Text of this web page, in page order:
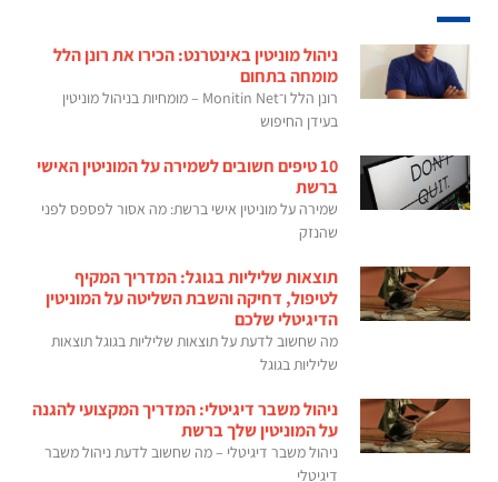
ניהול מוניטין באינטרנט: הכירו את רונן הלל
מומחה בתחום
רונן הלל ו־Monitin Net – מומחיות בניהול מוניטין
בעידן החיפוש
10 טיפים חשובים לשמירה על המוניטין האישי
ברשת
שמירה על מוניטין אישי ברשת: מה אסור לפספס לפני
שהנזק
תוצאות שליליות בגוגל: המדריך המקיף
לטיפול, דחיקה והשבת השליטה על המוניטין
הדיגיטלי שלכם
מה שחשוב לדעת על תוצאות שליליות בגוגל תוצאות
שליליות בגוגל
ניהול משבר דיגיטלי: המדריך המקצועי להגנה
על המוניטין שלך ברשת
ניהול משבר דיגיטלי – מה שחשוב לדעת ניהול משבר
דיגיטלי